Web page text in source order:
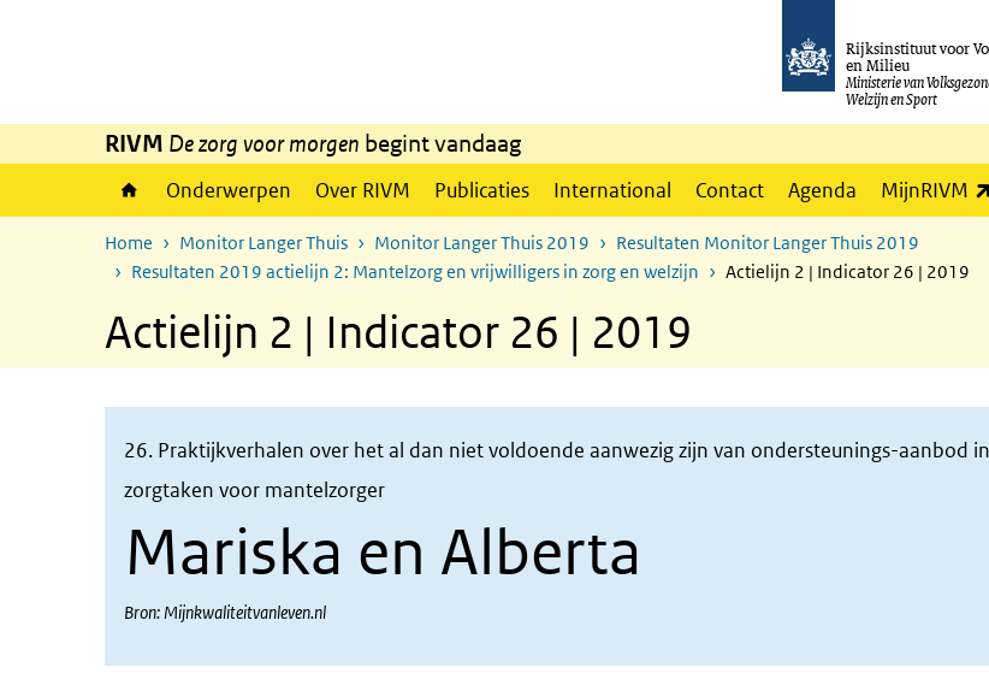
Rijksinstituut voor
en Milieu
Ministerie van
Welzijn en Sport
RIVM De zorg voor morgen begint vandaag
Onderwerpen Over RIVM Publicaties International Contact Agenda MijnRIVM
Home Monitor Langer Thuis Monitor Langer Thuis 2019
Resultaten Monitor Langer Thuis 2019
Resultaten 2019 actielijn 2: Mantelzorg en vrijwilligers in zorg en welzijn
Actielijn 2 | Indicator 26 | 2019
Actielijn 2 | Indicator 26 | 2019
26. Praktijkverhalen over het al dan niet voldoende aanwezig zijn van ondersteunings-aanbod in
zorgtaken voor mantelzorger
Mariska en Alberta
Bron: Mijnkwaliteitvanleven.nl